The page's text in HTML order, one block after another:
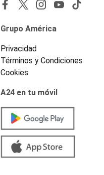
Grupo América
Privacidad
Términos y Condiciones
Cookies
A24 en tu móvil